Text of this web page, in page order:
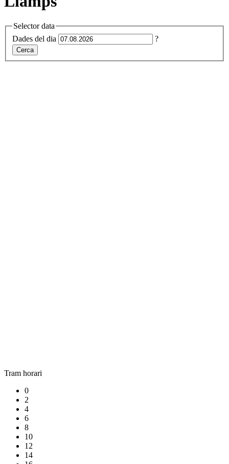
Selector data
Dades del dia
?
Cerca
Tram horari
0
2
4
6
8
10
12
14